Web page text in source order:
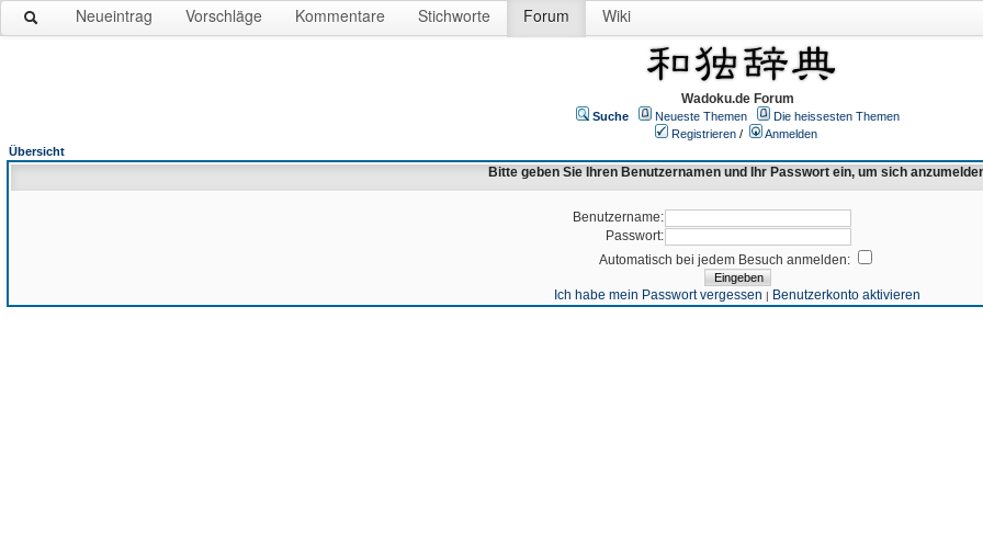
Neueintrag Vorschläge Kommentare Stichworte Forum Wiki
Wadoku.de Forum
Suche Neueste Themen
Die heissesten Themen
Registrieren /
Anmelden
Übersicht
Bitte geben Sie Ihren Benutzernamen und Ihr Passwort ein, um sich
Benutzername:
Passwort:
Automatisch bei jedem Besuch anmelden:
Ich habe mein Passwort vergessen | Benutzerkonto aktivieren